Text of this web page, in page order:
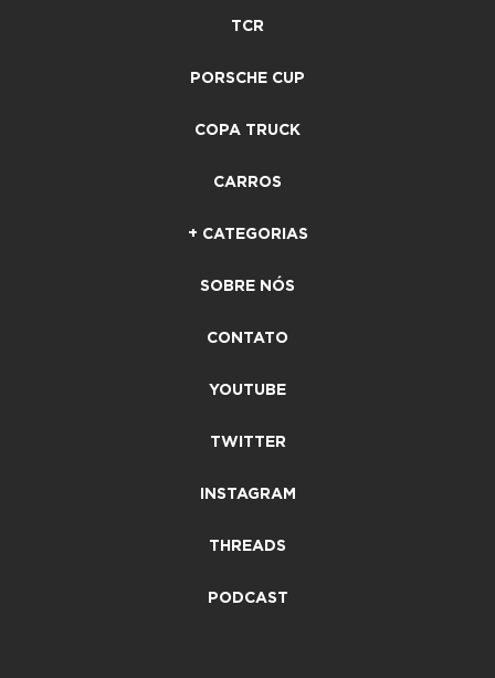
TCR
PORSCHE CUP
COPA TRUCK
CARROS
+ CATEGORIAS
SOBRE NÓS
CONTATO
YOUTUBE
TWITTER
INSTAGRAM
THREADS
PODCAST